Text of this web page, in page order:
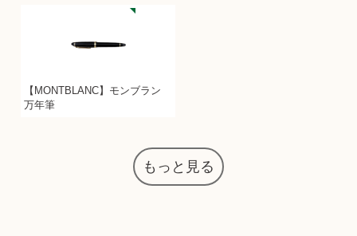
【MONTBLANC】モンブラン
万年筆
もっと見る